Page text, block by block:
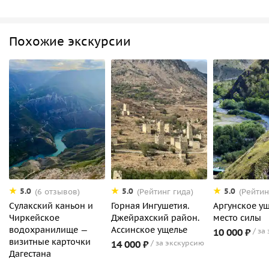
Похожие экскурсии
5.0 (6 отзывов)
Сулакский каньон и
Чиркейское
водохранилище —
визитные карточки
Дагестана
5.0 (Рейтинг гида)
Горная Ингушетия.
Джейрахский район.
Ассинское ущелье
14 000 ₽ за экскурсию
5.0
Аргунское
место силы
10 000 ₽ за